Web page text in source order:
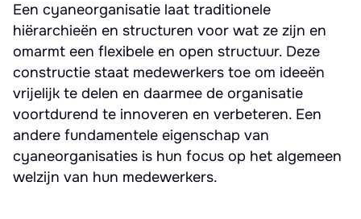
Een cyaneorganisatie laat traditionele
hiërarchieën en structuren voor wat ze zijn en
omarmt een flexibele en open structuur. Deze
constructie staat medewerkers toe om ideeën
vrijelijk te delen en daarmee de organisatie
voortdurend te innoveren en verbeteren. Een
andere fundamentele eigenschap van
cyaneorganisaties is hun focus op het algemeen
welzijn van hun medewerkers.